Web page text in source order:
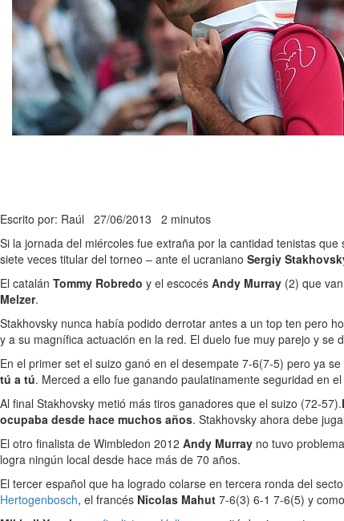
Escrito por: Raúl 27/06/2013 2 minutos
Si la jornada del miércoles fue extraña por la cantidad tenistas
siete veces titular del torneo – ante el ucraniano Sergiy
El catalán Tommy Robredo y el escocés Andy Murray (2) que
Melzer.
Stakhovsky nunca había podido derrotar antes a un top ten pero
y a su magnífica actuación en la red. El duelo fue muy parejo y se
En el primer set el suizo ganó en el desempate 7-6(7-5) pero ya
tú a tú. Merced a ello fue ganando paulatinamente seguridad en
Al final Stakhovsky metió más tiros ganadores que el suizo (72-57).
ocupaba desde hace muchos años. Stakhovsky ahora debe
El otro finalista de Wimbledon 2012 Andy Murray no tuvo
logra ningún local desde hace más de 70 años.
El tercer español que ha logrado colarse en tercera ronda del
Hertogenbosch, el francés Nicolas Mahut 7-6(3) 6-1 7-6(5) y